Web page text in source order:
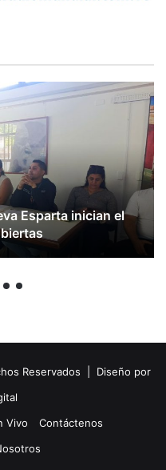
Esparta inician el
Reservados | Diseño por
Vivo
Contáctenos